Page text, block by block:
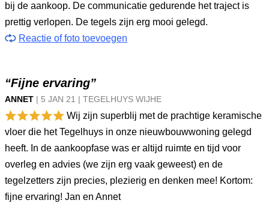
bij de aankoop. De communicatie gedurende het traject is
prettig verlopen. De tegels zijn erg mooi gelegd.
Reactie of foto toevoegen
“Fijne ervaring”
ANNET | 5 JAN 21 | TEGELHUYS WIJHE
Wij zijn superblij met de prachtige keramische
vloer die het Tegelhuys in onze nieuwbouwwoning gelegd
heeft. In de aankoopfase was er altijd ruimte en tijd voor
overleg en advies (we zijn erg vaak geweest) en de
tegelzetters zijn precies, plezierig en denken mee! Kortom:
fijne ervaring! Jan en Annet